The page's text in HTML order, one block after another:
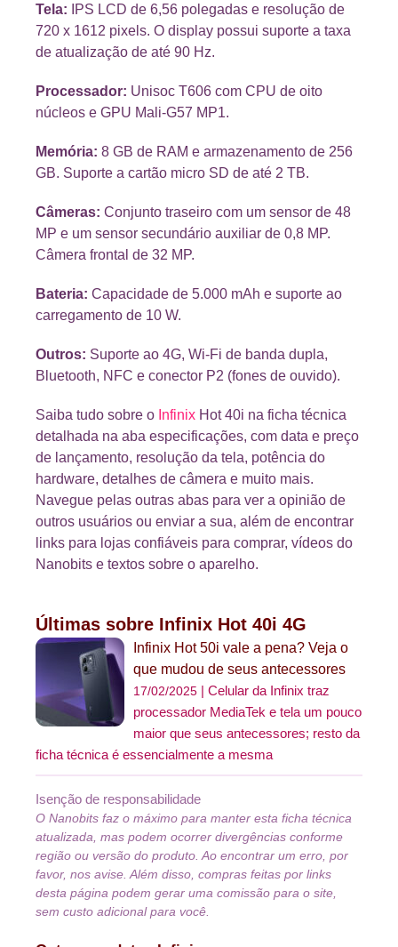
Tela: IPS LCD de 6,56 polegadas e resolução de
720 x 1612 pixels. O display possui suporte a taxa
de atualização de até 90 Hz.
Processador: Unisoc T606 com CPU de oito
núcleos e GPU Mali-G57 MP1.
Memória: 8 GB de RAM e armazenamento de 256
GB. Suporte a cartão micro SD de até 2 TB.
Câmeras: Conjunto traseiro com um sensor de 48
MP e um sensor secundário auxiliar de 0,8 MP.
Câmera frontal de 32 MP.
Bateria: Capacidade de 5.000 mAh e suporte ao
carregamento de 10 W.
Outros: Suporte ao 4G, Wi-Fi de banda dupla,
Bluetooth, NFC e conector P2 (fones de ouvido).
Saiba tudo sobre o Infinix Hot 40i na ficha técnica
detalhada na aba especificações, com data e preço
de lançamento, resolução da tela, potência do
hardware, detalhes de câmera e muito mais.
Navegue pelas outras abas para ver a opinião de
outros usuários ou enviar a sua, além de encontrar
links para lojas confiáveis para comprar, vídeos do
Nanobits e textos sobre o aparelho.
Últimas sobre Infinix Hot 40i 4G
Infinix Hot 50i vale a pena? Veja o
que mudou de seus antecessores
17/02/2025
Celular da Infinix traz
processador MediaTek e tela um pouco
maior que seus antecessores; resto da
ficha técnica é essencialmente a mesma
Isenção de responsabilidade
O Nanobits faz o máximo para manter esta ficha técnica
atualizada, mas podem ocorrer divergências conforme
região ou versão do produto. Ao encontrar um erro, por
favor, nos avise. Além disso, compras feitas por links
desta página podem gerar uma comissão para o site,
sem custo adicional para você.